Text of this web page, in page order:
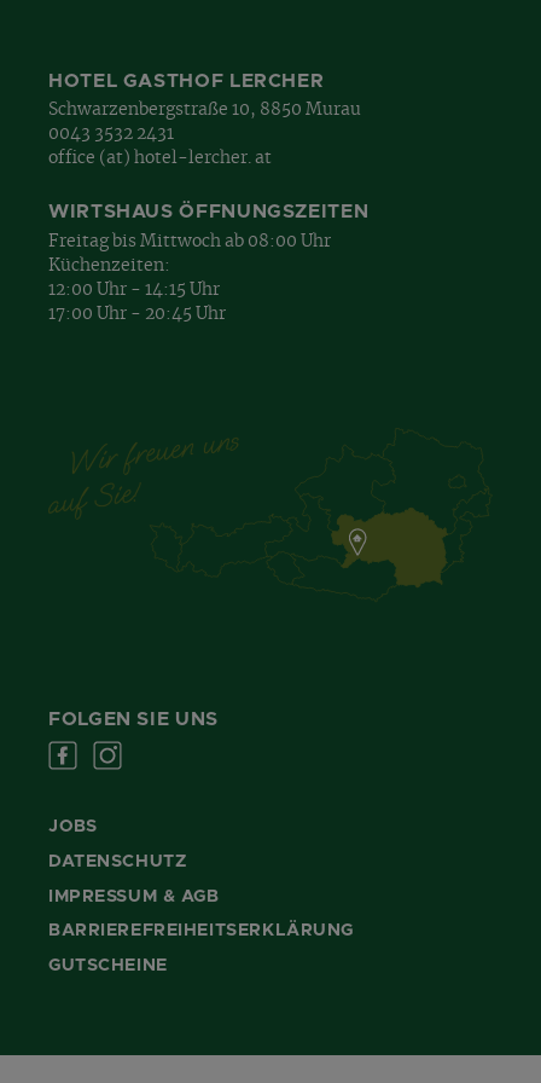
HOTEL GASTHOF LERCHER
Schwarzenbergstraße 10, 8850 Murau
0043 3532 2431
office (at) hotel-lercher. at
WIRTSHAUS ÖFFNUNGSZEITEN
Freitag bis Mittwoch ab 08:00 Uhr
Küchenzeiten:
12:00 Uhr - 14:15 Uhr
17:00 Uhr - 20:45 Uhr
FOLGEN SIE UNS
JOBS
DATENSCHUTZ
IMPRESSUM & AGB
BARRIEREFREIHEITSERKLÄRUNG
GUTSCHEINE